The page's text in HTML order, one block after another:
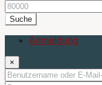
Suche
Anmeldung
×